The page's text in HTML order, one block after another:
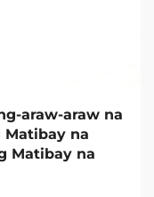
araw-araw na
Matibay na
Matibay na